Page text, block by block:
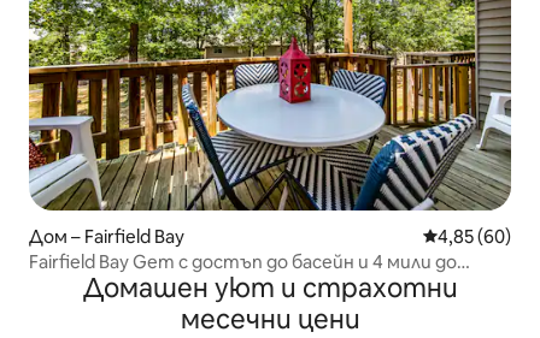
Дом – Fairfield Bay Средна
4,85 (60)
Fairfield Bay Gem с достъп до басейн и 4 мили до
езерото.Домашен уют и страхотни
месечни цени